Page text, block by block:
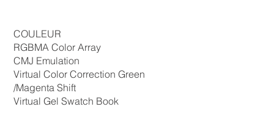
COULEUR
RGBMA Color Array
CMJ Emulation
Virtual Color Correction Green
/Magenta Shift
Virtual Gel Swatch Book